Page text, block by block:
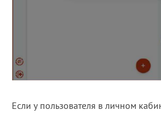
Если у пользователя в личном